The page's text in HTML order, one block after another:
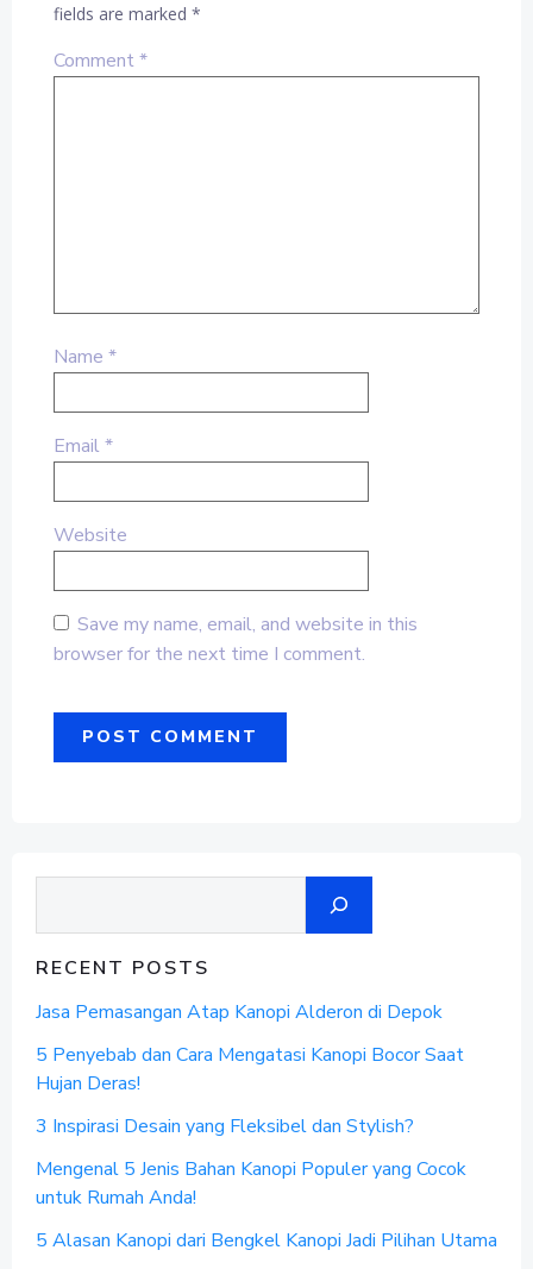
fields are marked *
Comment *
Name *
Email *
Website
Save my name, email, and website in this
browser for the next time I comment.
RECENT POSTS
Jasa Pemasangan Atap Kanopi Alderon di Depok
5 Penyebab dan Cara Mengatasi Kanopi Bocor Saat
Hujan Deras!
3 Inspirasi Desain yang Fleksibel dan Stylish?
Mengenal 5 Jenis Bahan Kanopi Populer yang Cocok
untuk Rumah Anda!
5 Alasan Kanopi dari Bengkel Kanopi Jadi Pilihan Utama